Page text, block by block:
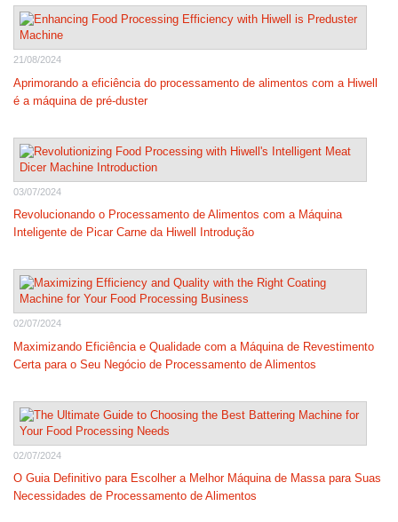
21/08/2024
Aprimorando a eficiência do processamento de alimentos com a Hiwell
é a máquina de pré-duster
03/07/2024
Revolucionando o Processamento de Alimentos com a Máquina
Inteligente de Picar Carne da Hiwell Introdução
02/07/2024
Maximizando Eficiência e Qualidade com a Máquina de Revestimento
Certa para o Seu Negócio de Processamento de Alimentos
02/07/2024
O Guia Definitivo para Escolher a Melhor Máquina de Massa para Suas
Necessidades de Processamento de Alimentos